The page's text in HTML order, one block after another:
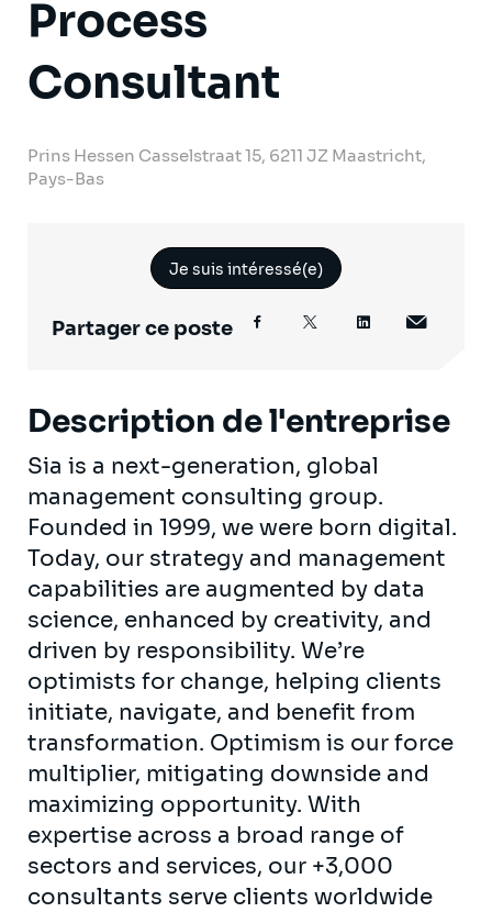
Process
Consultant
Prins Hessen Casselstraat 15, 6211 JZ Maastricht,
Pays-Bas
Je suis intéressé(e)
Partager ce poste
Description de l'entreprise
Sia is a next-generation, global
management consulting group.
Founded in 1999, we were born digital.
Today, our strategy and management
capabilities are augmented by data
science, enhanced by creativity, and
driven by responsibility. We’re
optimists for change, helping clients
initiate, navigate, and benefit from
transformation. Optimism is our force
multiplier, mitigating downside and
maximizing opportunity. With
expertise across a broad range of
sectors and services, our +3,000
consultants serve clients worldwide